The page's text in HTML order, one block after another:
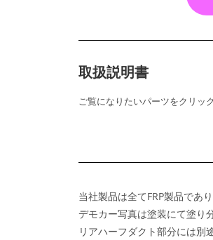
取扱説明書
ご覧になりたいパーツをクリッ
当社製品は全てFRP製品であ
デモカー写真は塗装にて塗り
リアハーフダクト部分には別